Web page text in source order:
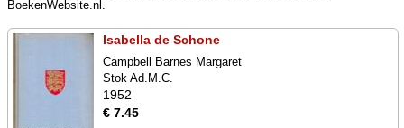
BoekenWebsite.nl.
Isabella de Schone
Campbell Barnes Margaret
Stok Ad.M.C.
1952
€ 7.45